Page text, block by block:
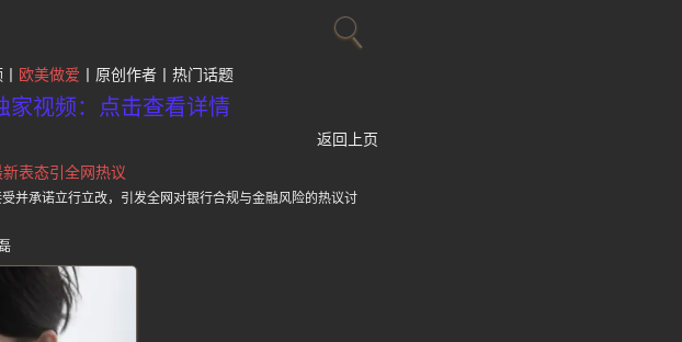
欧美做爱 原创作者 热门话题
家视频：点击查看详情
返回上页
表态引全网热议
并承诺立行立改，引发全网对银行合规与金融风险的热议讨